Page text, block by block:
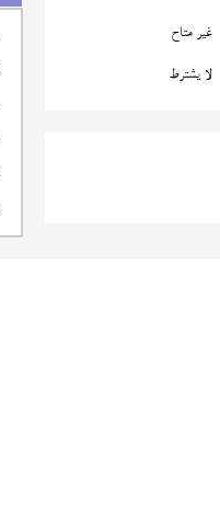
غير متاح
لا يشترط